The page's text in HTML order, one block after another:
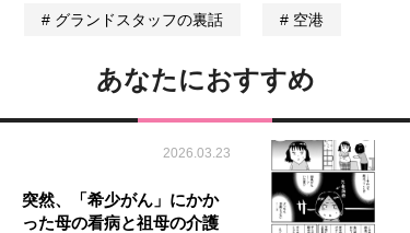
グランドスタッフの裏話 空港
あなたにおすすめ
2026.03.23
突然、「希少がん」にかか
った母の看病と祖母の介護